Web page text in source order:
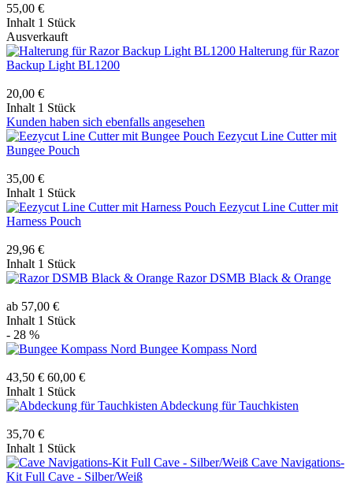
55,00 €
Inhalt 1 Stück
Ausverkauft
Halterung für Razor
Backup Light BL1200
20,00 €
Inhalt 1 Stück
Kunden haben sich ebenfalls angesehen
Eezycut Line Cutter mit
Bungee Pouch
35,00 €
Inhalt 1 Stück
Eezycut Line Cutter mit
Harness Pouch
29,96 €
Inhalt 1 Stück
Razor DSMB Black & Orange
ab 57,00 €
Inhalt 1 Stück
- 28 %
Bungee Kompass Nord
43,50 € 60,00 €
Inhalt 1 Stück
Abdeckung für Tauchkisten
35,70 €
Inhalt 1 Stück
Cave Navigations-
Kit Full Cave - Silber/Weiß